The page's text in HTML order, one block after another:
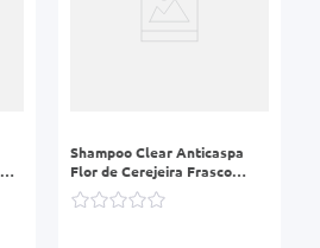
Shampoo Clear Anticaspa
Flor de Cerejeira Frasco
200ml